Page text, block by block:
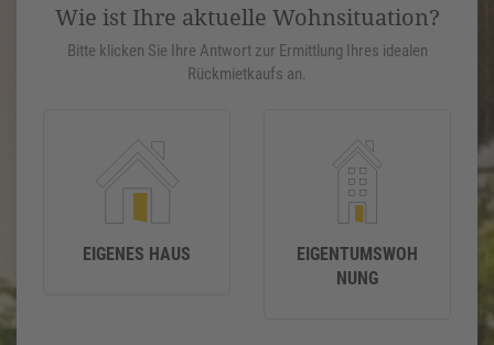
Wie ist Ihre aktuelle Wohnsituation?
Bitte klicken Sie Ihre Antwort zur Ermittlung Ihres idealen
Rückmietkaufs an.
EIGENES HAUS
EIGENTUMSWOH
NUNG